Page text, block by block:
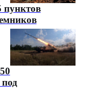
пунктов